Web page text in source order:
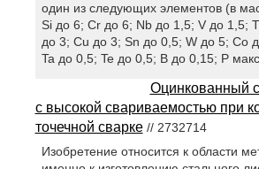
один из следующих элементов (в
Si до 6; Cr до 6; Nb до 1,5; V до 1,5;
до 3; Cu до 3; Sn до 0,5; W до 5; Co
Ta до 0,5; Te до 0,5; B до 0,15; P
Оцинкованный
с высокой свариваемостью при
точечной сварке// 2732714
Изобретение относится к области